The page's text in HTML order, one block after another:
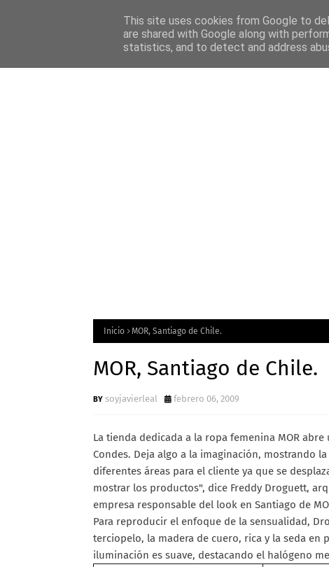
Home Features Menciones
Inicio MOR, Santiago de Chile.
MOR, Santiago de Chile.
soyjavierleal febrero 06, 2009
La tienda dedicada a la ropa femenina MOR
Condes. Deja algo a la imaginación, mostrando
diferentes áreas para el cliente ya que se
mostrar los productos", dice Freddy Droguett,
empresa responsable del look en Santiago de
Para reproducir el enfoque de la sensualidad,
terciopelo, la madera de cuero, rica y la seda en
iluminación es suave, destacando el halógeno
This site uses cookies from Google to
are shared with Google along with
statistics, and to detect and address